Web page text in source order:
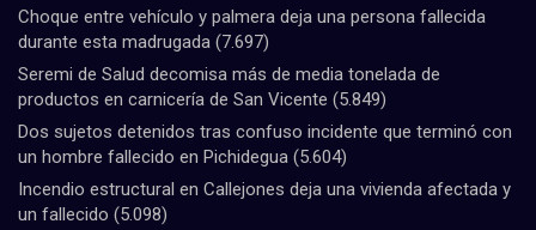
Choque entre vehículo y palmera deja una persona fallecida
durante esta madrugada (7.697)
Seremi de Salud decomisa más de media tonelada de
productos en carnicería de San Vicente (5.849)
Dos sujetos detenidos tras confuso incidente que terminó con
un hombre fallecido en Pichidegua (5.604)
Incendio estructural en Callejones deja una vivienda afectada y
un fallecido (5.098)